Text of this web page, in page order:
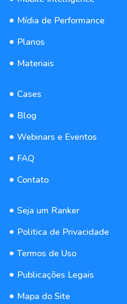
Mídia de Performance
Planos
Materiais
Cases
Blog
Webinars e Eventos
FAQ
Contato
Seja um Ranker
Politica de Privacidade
Termos de Uso
Publicações Legais
Mapa do Site